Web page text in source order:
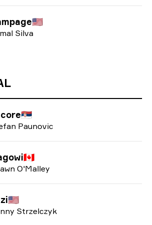
🇺🇸
Silva
🇷🇸
Paunovic
🇨🇦
O'Malley
🇺🇸
Strzelczyk